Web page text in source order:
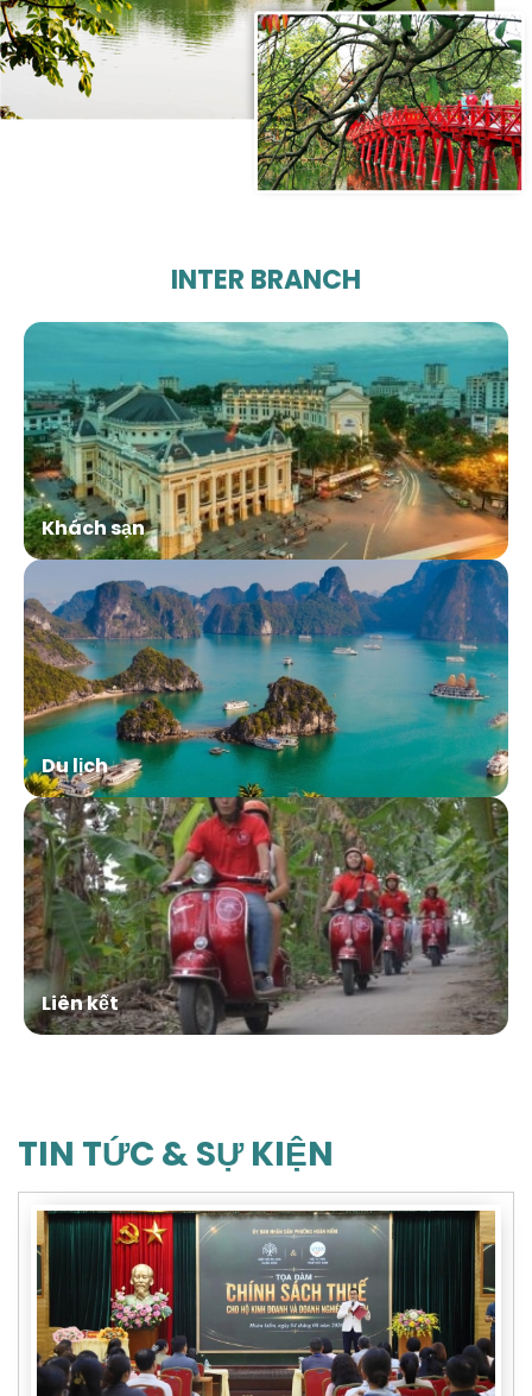
INTER BRANCH
Khách sạn
Du lịch
Liên kết
TIN TỨC & SỰ KIỆN